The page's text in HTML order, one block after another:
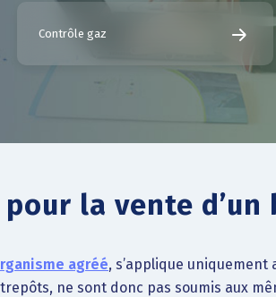
Contrôle gaz
la vente d’un
agréé, s’applique uniquement
ne sont donc pas soumis aux